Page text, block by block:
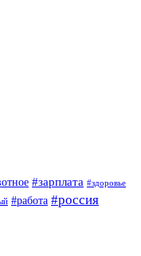
#зарплата #здоровье
#работа #россия